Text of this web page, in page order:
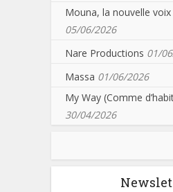
Mouna, la nouvelle voix
05/06/2026
Nare Productions 01/
Massa 01/06/2026
My Way (Comme
30/04/2026